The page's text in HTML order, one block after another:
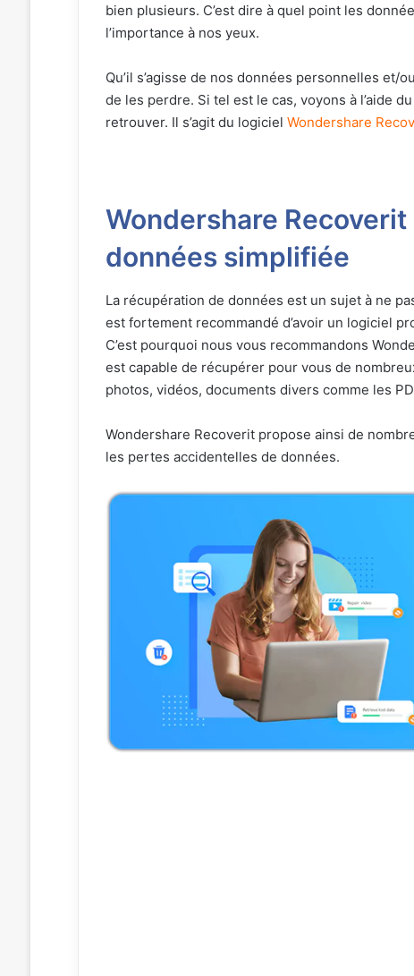
bien plusieurs. C’est dire à quel point les
l’importance à nos yeux.
Qu’il s’agisse de nos données personnelles et/
de les perdre. Si tel est le cas, voyons à l’aide du
retrouver. Il s’agit du logiciel Wondershare
Wondershare
données simplifiée
La récupération de données est un sujet à ne
est fortement recommandé d’avoir un logiciel
C’est pourquoi nous vous recommandons
est capable de récupérer pour vous de
photos, vidéos, documents divers comme les
Wondershare Recoverit propose ainsi de
les pertes accidentelles de données.